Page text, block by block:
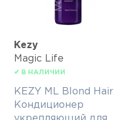
Kezy
Magic Life
✔ В НАЛИЧИИ
KEZY ML Blond Hair
Кондиционер